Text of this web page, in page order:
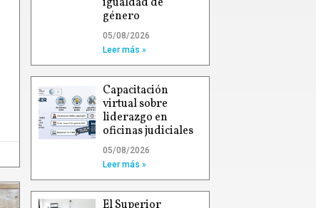
género
05/08/2026
Leer más »
Capacitación
virtual sobre
liderazgo en
oficinas judiciales
05/08/2026
Leer más »